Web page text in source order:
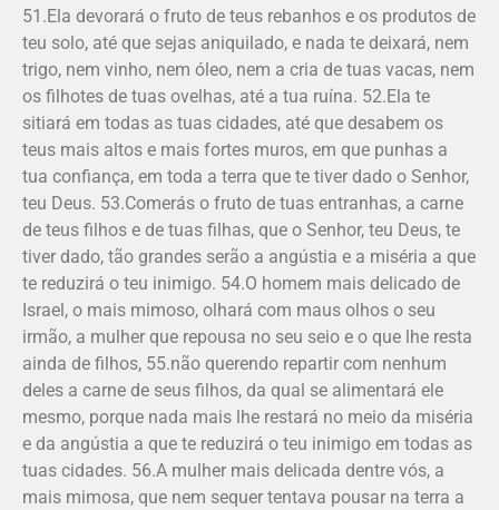
51.Ela devorará o fruto de teus rebanhos e os produtos de
teu solo, até que sejas aniquilado, e nada te deixará, nem
trigo, nem vinho, nem óleo, nem a cria de tuas vacas, nem
os filhotes de tuas ovelhas, até a tua ruína. 52.Ela te
sitiará em todas as tuas cidades, até que desabem os
teus mais altos e mais fortes muros, em que punhas a
tua confiança, em toda a terra que te tiver dado o Senhor,
teu Deus. 53.Comerás o fruto de tuas entranhas, a carne
de teus filhos e de tuas filhas, que o Senhor, teu Deus, te
tiver dado, tão grandes serão a angústia e a miséria a que
te reduzirá o teu inimigo. 54.O homem mais delicado de
Israel, o mais mimoso, olhará com maus olhos o seu
irmão, a mulher que repousa no seu seio e o que lhe resta
ainda de filhos, 55.não querendo repartir com nenhum
deles a carne de seus filhos, da qual se alimentará ele
mesmo, porque nada mais lhe restará no meio da miséria
e da angústia a que te reduzirá o teu inimigo em todas as
tuas cidades. 56.A mulher mais delicada dentre vós, a
mais mimosa, que nem sequer tentava pousar na terra a